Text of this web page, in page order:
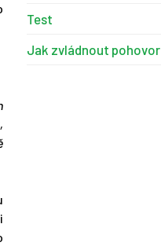
Test
Jak zvládnout pohovor